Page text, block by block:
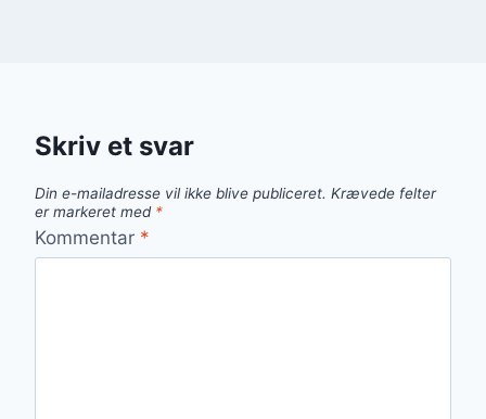
Skriv et svar
Din e-mailadresse vil ikke blive publiceret. Krævede felter
er markeret med *
Kommentar *